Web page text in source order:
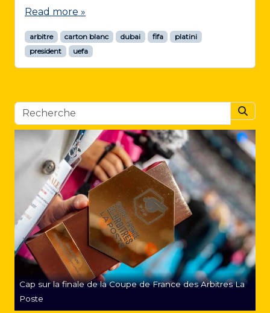
n
b
l
a
n
i
e
n
t
ô
t
d
l
e
s
t
Read more »
arbitre carton blanc dubai fifa
platini
president
uefa
Cap sur la finale de la Coupe de France des Arbitres La
Poste